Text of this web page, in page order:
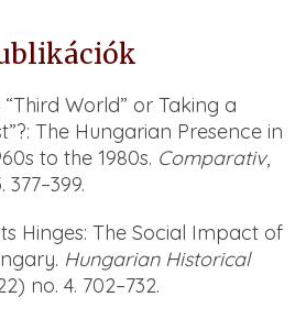
World” or Taking a
The Hungarian Presence in
to the 1980s. Comparativ,
Hinges: The Social Impact of
Hungarian Historical
no. 4. 702–732.